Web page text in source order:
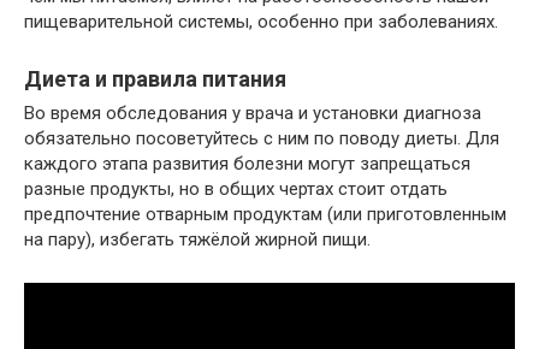
пищеварительной системы, особенно при заболеваниях.
Диета и правила питания
Во время обследования у врача и установки диагноза
обязательно посоветуйтесь с ним по поводу диеты. Для
каждого этапа развития болезни могут запрещаться
разные продукты, но в общих чертах стоит отдать
предпочтение отварным продуктам (или приготовленным
на пару), избегать тяжёлой жирной пищи.